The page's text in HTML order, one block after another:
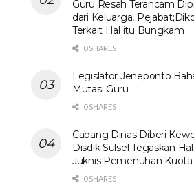
Guru Resah Terancam
dari Keluarga,
Terkait Hal itu Bungkam
0 SHARES
Legislator Jeneponto
Mutasi Guru
0 SHARES
Cabang Dinas Diberi
Disdik Sulsel Tegaskan
Juknis Pemenuhan
0 SHARES